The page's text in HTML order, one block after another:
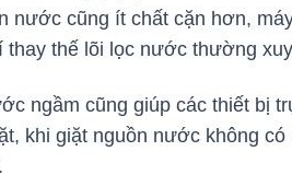
nước cũng ít chất cặn hơn,
thay thế lõi lọc nước thường
ngầm cũng giúp các thiết bị
khi giặt nguồn nước không